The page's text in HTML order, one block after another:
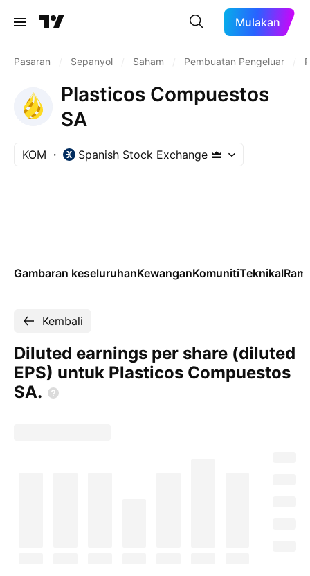
Mulakan
Pasaran Sepanyol Saham Pembuatan Pengeluar
Plasticos Compuestos
SA
KOM Spanish Stock Exchange
Gambaran keseluruhanKewanganKomunitiTeknikal
Kembali
Diluted earnings per share (diluted
EPS) untuk Plasticos Compuestos
SA.